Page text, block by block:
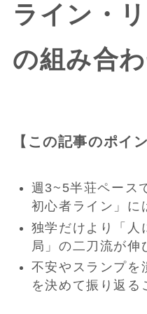
ライン・
の組み合
【この記事のポイン
週3~5半荘ペース
初心者ライン」に
独学だけより「人
局」の二刀流が伸
不安やスランプを
を決めて振り返る